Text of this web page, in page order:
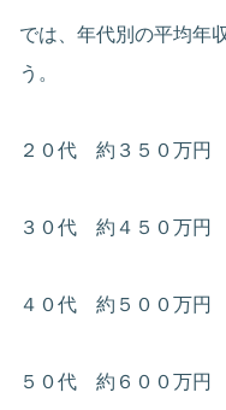
では、年代別の平均年
う。
２０代 約３５０万円
３０代 約４５０万円
４０代 約５００万円
５０代 約６００万円